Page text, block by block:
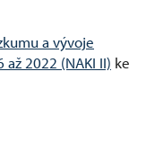
a vývoje
2022 (NAKI II) ke